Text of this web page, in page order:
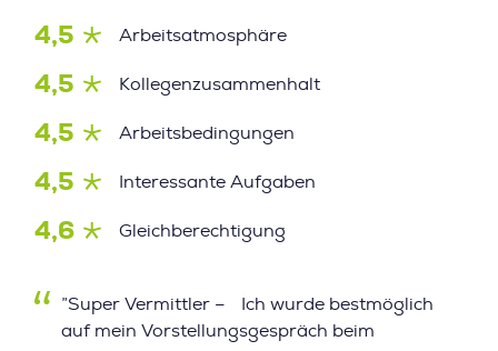
4,5 Arbeitsatmosphäre
4,5 Kollegenzusammenhalt
4,5 Arbeitsbedingungen
4,5 Interessante Aufgaben
4,6 Gleichberechtigung
”Super Vermittler – Ich wurde bestmöglich
auf mein Vorstellungsgespräch beim